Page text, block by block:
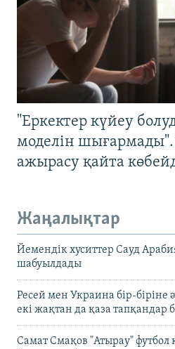
"Еркектер күйеу
моделін шығармады".
ажырасу қайта
Жаңалықтар
Йемендік хуситтер Сауд
шабуылдады
Ресей мен Украина бір-
екі жақтан да қаза тапқандар
Самат Смақов "Атырау" футбол